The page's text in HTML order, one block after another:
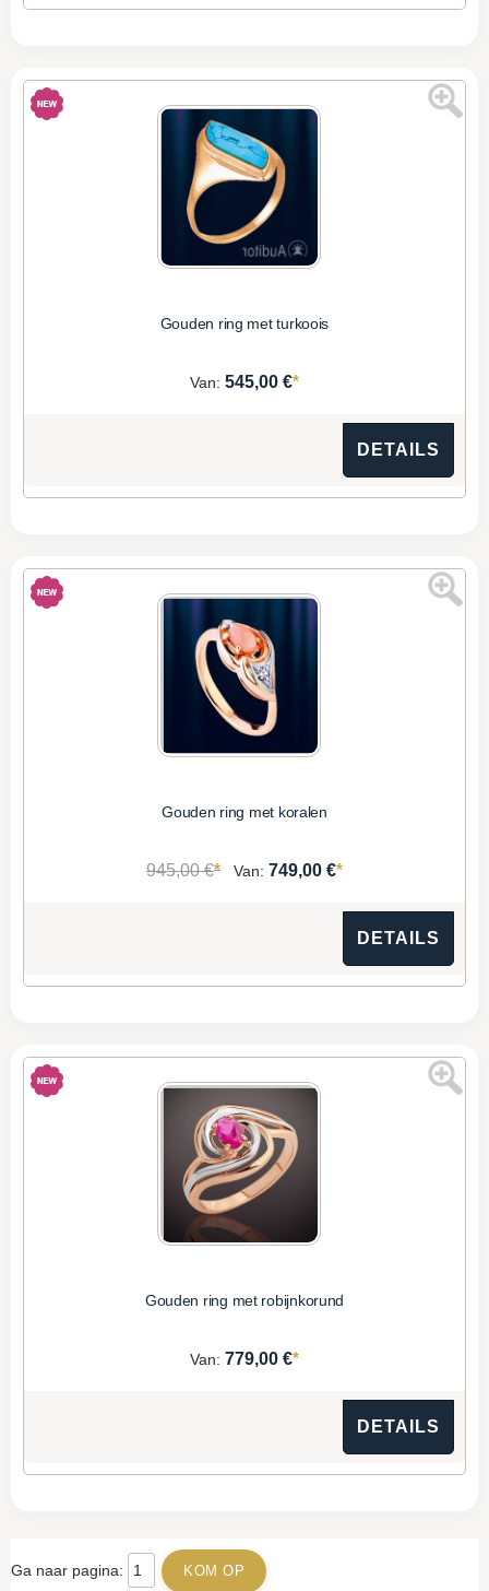
Gouden ring met turkoois
Van: 545,00 €*
DETAILS
Gouden ring met koralen
945,00 €* Van: 749,00 €*
DETAILS
Gouden ring met robijnkorund
Van: 779,00 €*
DETAILS
Ga naar pagina: